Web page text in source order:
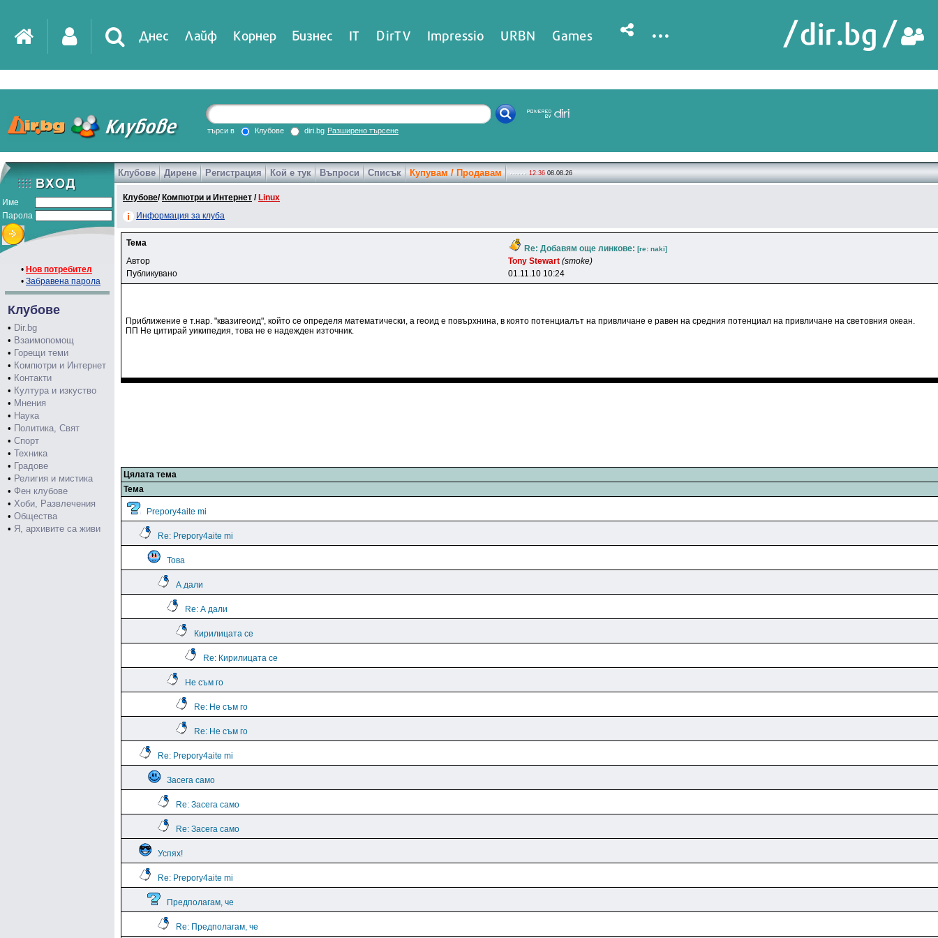
Днес Лайф Корнер Бизнес IT DirTV Impressio URBN Games ...
търси в Клубове diri.bg Разширено търсене
Име
Парола
• Нов потребител
• Забравена парола
Клубове
• Dir.bg
• Взаимопомощ
• Горещи теми
• Компютри и Интернет
• Контакти
• Култура и изкуство
• Мнения
• Наука
• Политика, Свят
• Спорт
• Техника
• Градове
• Религия и мистика
• Фен клубове
• Хоби, Развлечения
• Общества
• Я, архивите са живи
Клубове Дирене Регистрация Кой е тук Въпроси Списък Купувам / Продавам 12:36 08.08.26
Клубове/ Компютри и Интернет / Linux
Информация за клуба
Тема
Re: Добавям още линкове: [re: naki]
Автор Tony Stewart (smoke)
Публикувано
01.11.10 10:24
Приближение е т.нар. "квазигеоид", който се определя математически, а геоид е повърхнина, в която потенциалът на привличане е равен на средния потенциал на привличане на световния океан.
ПП Не цитирай уикипедия, това не е надежден източник.
Цялата тема
Тема
Prepory4aite mi
Re: Prepory4aite mi
Това
А дали
Re: А дали
Кирилицата се
Re: Кирилицата се
Не съм го
Re: Не съм го
Re: Не съм го
Re: Prepory4aite mi
Засега само
Re: Засега само
Re: Засега само
Успях!
Re: Prepory4aite mi
Предполагам, че
Re: Предполагам, че